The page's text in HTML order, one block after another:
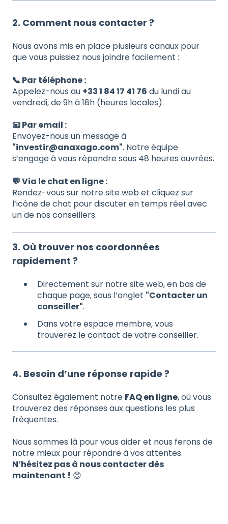
2. Comment nous contacter ?
Nous avons mis en place plusieurs canaux pour
que vous puissiez nous joindre facilement :
📞 Par téléphone :
Appelez-nous au +33 1 84 17 41 76 du lundi au
vendredi, de 9h à 18h (heures locales).
📧 Par email :
Envoyez-nous un message à
"investir@anaxago.com". Notre équipe
s’engage à vous répondre sous 48 heures ouvrées.
💬 Via le chat en ligne :
Rendez-vous sur notre site web et cliquez sur
l’icône de chat pour discuter en temps réel avec
un de nos conseillers.
3. Où trouver nos coordonnées
rapidement ?
Directement sur notre site web, en bas de
chaque page, sous l’onglet "Contacter un
conseiller".
Dans votre espace membre, vous
trouverez le contact de votre conseiller.
4. Besoin d’une réponse rapide ?
Consultez également notre FAQ en ligne, où vous
trouverez des réponses aux questions les plus
fréquentes.
Nous sommes là pour vous aider et nous ferons de
notre mieux pour répondre à vos attentes.
N’hésitez pas à nous contacter dès
maintenant ! 😊